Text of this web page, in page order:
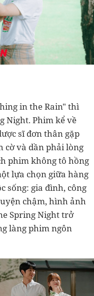
in the Rain" thì
Night. Phim kể về
sĩ đơn thân gặp
và dần phải lòng
phim không tô hồng
lựa chọn giữa hàng
sống: gia đình, công
chậm, hình ảnh
Spring Night trở
làng phim ngôn